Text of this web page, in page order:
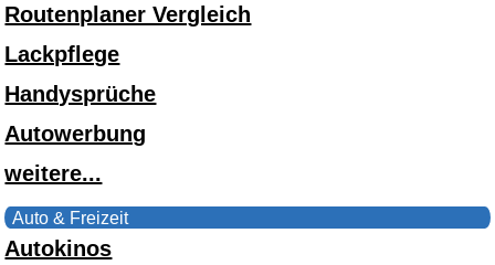
Routenplaner Vergleich
Lackpflege
Handysprüche
Autowerbung
weitere...
Auto & Freizeit
Autokinos